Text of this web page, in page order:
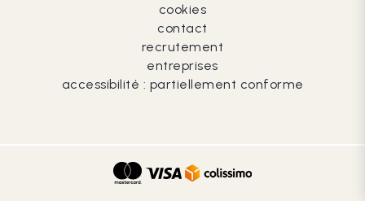
cookies
contact
recrutement
entreprises
accessibilité : partiellement conforme